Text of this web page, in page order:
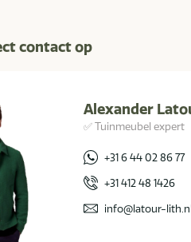
contact op
Alexander
✅ Tuinmeubel expert
+31 6 44 02 86 77
+31 412 48 1426
info@latour-